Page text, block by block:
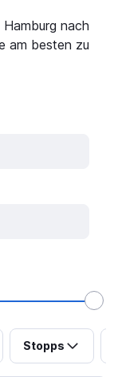
nach
am besten zu
Stopps